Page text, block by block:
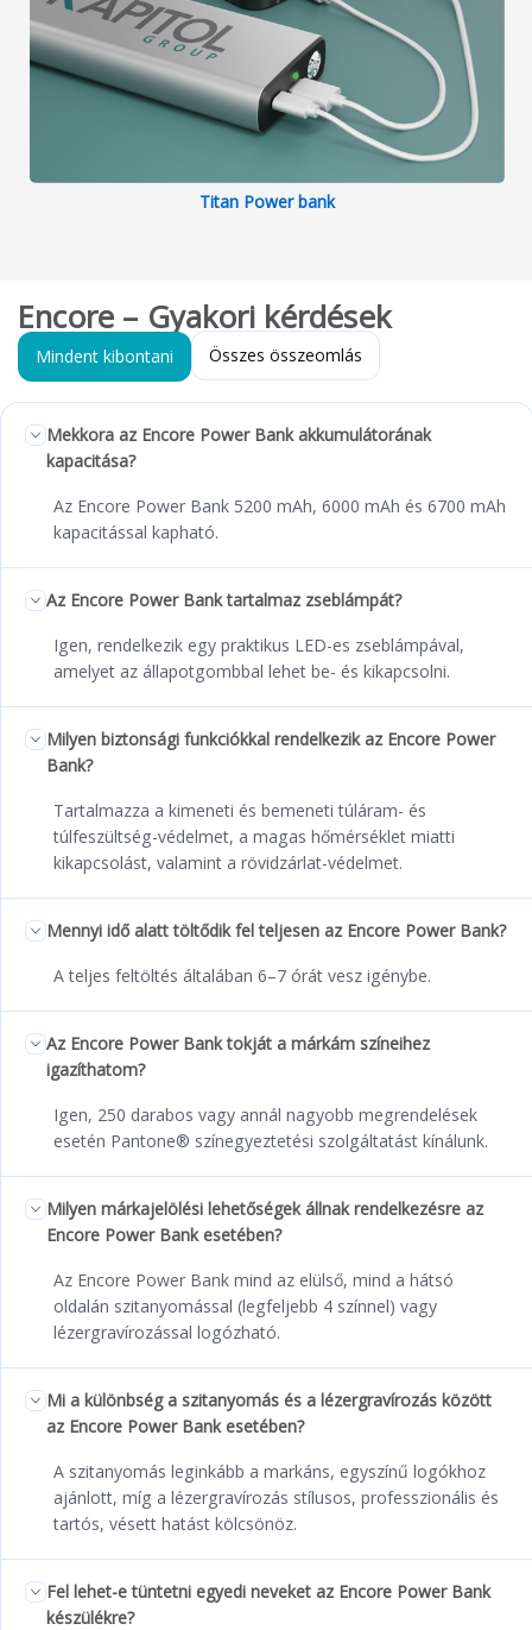
Titan Power bank
Encore – Gyakori kérdések
Mindent kibontani Összes összeomlás
Mekkora az Encore Power Bank akkumulátorának
kapacitása?
Az Encore Power Bank 5200 mAh, 6000 mAh és 6700 mAh
kapacitással kapható.
Az Encore Power Bank tartalmaz zseblámpát?
Igen, rendelkezik egy praktikus LED-es zseblámpával,
amelyet az állapotgombbal lehet be- és kikapcsolni.
Milyen biztonsági funkciókkal rendelkezik az Encore Power
Bank?
Tartalmazza a kimeneti és bemeneti túláram- és
túlfeszültség-védelmet, a magas hőmérséklet miatti
kikapcsolást, valamint a rövidzárlat-védelmet.
Mennyi idő alatt töltődik fel teljesen az Encore Power Bank?
A teljes feltöltés általában 6–7 órát vesz igénybe.
Az Encore Power Bank tokját a márkám színeihez
igazíthatom?
Igen, 250 darabos vagy annál nagyobb megrendelések
esetén Pantone® színegyeztetési szolgáltatást kínálunk.
Milyen márkajelölési lehetőségek állnak rendelkezésre az
Encore Power Bank esetében?
Az Encore Power Bank mind az elülső, mind a hátsó
oldalán szitanyomással (legfeljebb 4 színnel) vagy
lézergravírozással logózható.
Mi a különbség a szitanyomás és a lézergravírozás között
az Encore Power Bank esetében?
A szitanyomás leginkább a markáns, egyszínű logókhoz
ajánlott, míg a lézergravírozás stílusos, professzionális és
tartós, vésett hatást kölcsönöz.
Fel lehet-e tüntetni egyedi neveket az Encore Power Bank
készülékre?